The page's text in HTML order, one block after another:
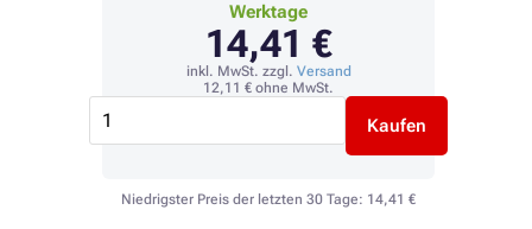
Werktage
14,41 €
inkl. MwSt. zzgl. Versand
12,11 € ohne MwSt.
Kaufen
Niedrigster Preis der letzten 30 Tage: 14,41 €